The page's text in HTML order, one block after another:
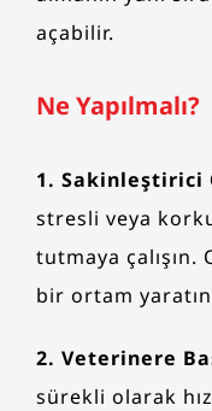
açabilir.
Ne Yapılmalı?
1. Sakinleştirici
stresli veya
tutmaya
bir ortam
2. Veterinere
sürekli olarak